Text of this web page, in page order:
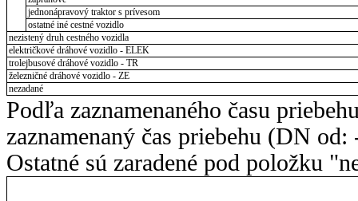
jednonápravový traktor s prívesom
ostatné iné cestné vozidlo
nezistený druh cestného vozidla
električkové dráhové vozidlo - ELEK
trolejbusové dráhové vozidlo - TR
železničné dráhové vozidlo - ZE
nezadané
Podľa zaznamenaného času
zaznamenaný čas priebehu (DN
Ostatné sú zaradené pod položku